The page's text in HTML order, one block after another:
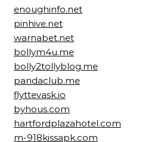
enoughinfo.net
pinhive.net
warnabet.net
bollym4u.me
bolly2tollyblog.me
pandaclub.me
flyttevask.io
byhous.com
hartfordplazahotel.com
m-918kissapk.com